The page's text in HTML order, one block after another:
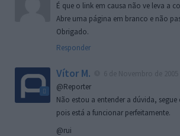
É que o link em causa não ve leva a
Abre uma página em branco e não
Obrigado.
Responder
Vítor M.
@Reporter
Não estou a entender a dúvida,
pois está a funcionar perfeitamente.
@rui